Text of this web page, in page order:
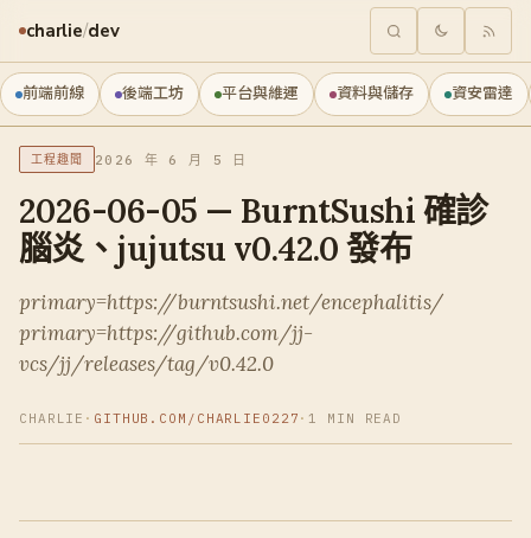
charlie/dev
前端前線 後端工坊 平台與維運 資料與儲存 資安雷達
工程趣聞 2026 年 6 月 5 日
2026-06-05 — BurntSushi 確診
腦炎、jujutsu v0.42.0 發布
primary=https://burntsushi.net/encephalitis/
primary=https://github.com/jj-
vcs/jj/releases/tag/v0.42.0
CHARLIE · GITHUB.COM/CHARLIE0227 · 1 MIN READ